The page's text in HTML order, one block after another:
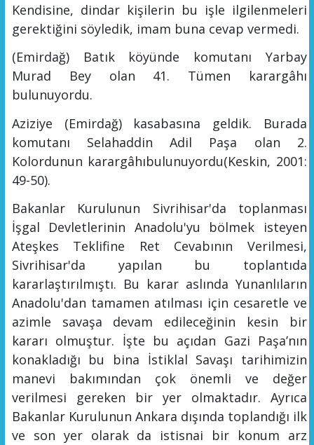
Kendisine, dindar kişilerin bu işle ilgilenmeleri
gerektiğini söyledik, imam buna cevap vermedi.
(Emirdağ) Batık köyünde komutanı Yarbay
Murad Bey
olan 41. Tümen karargâhı
bulunuyordu.
Aziziye (Emirdağ) kasabasına geldik. Burada
komutanı Selahaddin Adil Paşa olan 2.
Kolordunun karargâhıbulunuyordu(Keskin, 2001:
49-50).
Bakanlar Kurulunun Sivrihisar'da toplanması
İşgal Devletlerinin Anadolu'yu bölmek isteyen
Ateşkes Teklifine Ret Cevabının Verilmesi,
Sivrihisar'da yapılan bu toplantıda
kararlaştırılmıştı. Bu karar aslında Yunanlıların
Anadolu'dan tamamen atılması için cesaretle ve
azimle savaşa devam edileceğinin kesin bir
kararı olmuştur. İşte bu açıdan Gazi Paşa’nın
konakladığı bu bina İstiklal Savaşı tarihimizin
manevi bakımından çok önemli ve değer
verilmesi gereken bir yer olmaktadır. Ayrıca
Bakanlar Kurulunun Ankara dışında toplandığı ilk
ve son yer olarak da istisnai bir konum arz